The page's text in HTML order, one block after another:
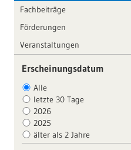
Fachbeiträge
Förderungen
Veranstaltungen
Erscheinungsdatum
Alle
letzte 30 Tage
2026
2025
älter als 2 Jahre